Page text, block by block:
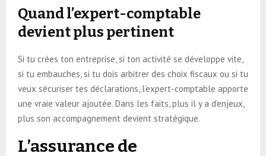
Quand l’expert-comptable
devient plus pertinent
Si tu crées ton entreprise, si ton activité se développe vite,
si tu embauches, si tu dois arbitrer des choix fiscaux ou si tu
veux sécuriser tes déclarations, l’expert-comptable apporte
une vraie valeur ajoutée. Dans les faits, plus il y a d’enjeux,
plus son accompagnement devient stratégique.
L’assurance de